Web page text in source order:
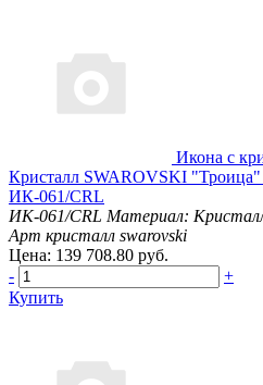
Икона с
Кристалл SWAROVSKI "Троица"
ИК-061/CRL
ИК-061/CRL Материал:
Арт кристалл swarovski
Цена: 139 708.80 руб.
-
+
Купить